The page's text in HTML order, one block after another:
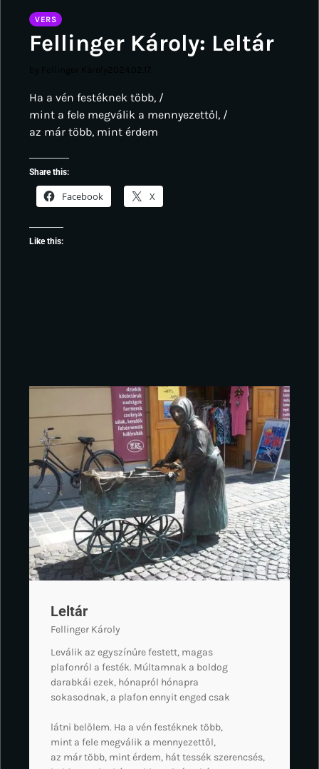
VERS
Fellinger Károly: Leltár
Ha a vén festéknek több, /
mint a fele megválik a mennyezettől, /
az már több, mint érdem
Share this:
Facebook X
Like this:
Leltár
Fellinger Károly
Leválik az egyszínűre festett, magas
plafonról a festék. Múltamnak a boldog
darabkái ezek, hónapról hónapra
sokasodnak, a plafon ennyit enged csak
látni belőlem. Ha a vén festéknek több,
mint a fele megválik a mennyezettől,
az már több, mint érdem, hát tessék szerencsés,